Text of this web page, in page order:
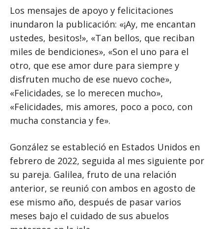
Los mensajes de apoyo y felicitaciones
inundaron la publicación: «¡Ay, me encantan
ustedes, besitos!», «Tan bellos, que reciban
miles de bendiciones», «Son el uno para el
otro, que ese amor dure para siempre y
disfruten mucho de ese nuevo coche»,
«Felicidades, se lo merecen mucho»,
«Felicidades, mis amores, poco a poco, con
mucha constancia y fe».
González se estableció en Estados Unidos en
febrero de 2022, seguida al mes siguiente por
su pareja. Galilea, fruto de una relación
anterior, se reunió con ambos en agosto de
ese mismo año, después de pasar varios
meses bajo el cuidado de sus abuelos